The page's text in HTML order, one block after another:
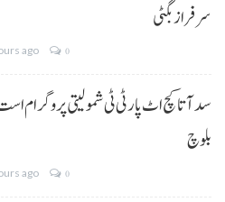
سرفراز بگٹی
ago 0
سد آتا کچ اٹ پارٹی ٹی شمولیتی پروگرام
بلوچ
ago 0